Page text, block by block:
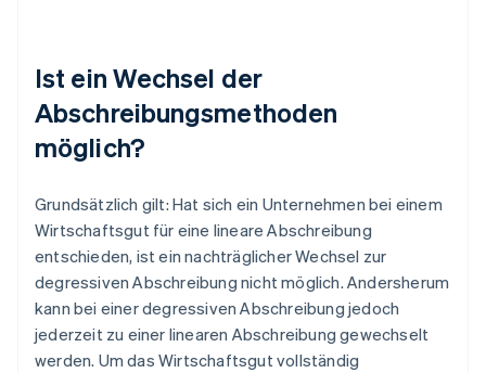
Ist ein Wechsel der
Abschreibungsmethoden
möglich?
Grundsätzlich gilt: Hat sich ein Unternehmen bei einem
Wirtschaftsgut für eine lineare Abschreibung
entschieden, ist ein nachträglicher Wechsel zur
degressiven Abschreibung nicht möglich. Andersherum
kann bei einer degressiven Abschreibung jedoch
jederzeit zu einer linearen Abschreibung gewechselt
werden. Um das Wirtschaftsgut vollständig